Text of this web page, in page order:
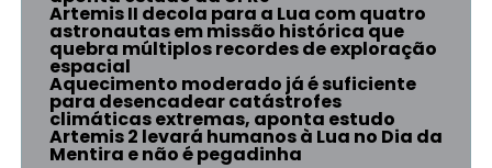
Artemis II decola para a Lua com quatro
astronautas em missão histórica que
quebra múltiplos recordes de exploração
espacial
Aquecimento moderado já é suficiente
para desencadear catástrofes
climáticas extremas, aponta estudo
Artemis 2 levará humanos à Lua no Dia da
Mentira e não é pegadinha